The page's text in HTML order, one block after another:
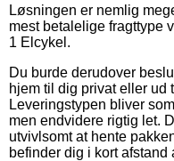
Løsningen er nemlig
mest betalelige fragttype
1 Elcykel.
Du burde derudover
hjem til dig privat eller ud
Leveringstypen bliver
men endvidere rigtig let.
utvivlsomt at hente
befinder dig i kort